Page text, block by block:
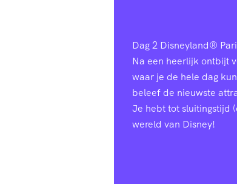
Dag 2 Disneyland®
Na een heerlijk ontbijt
waar je de hele dag
beleef de nieuwste
Je hebt tot sluitingstijd
wereld van Disney!